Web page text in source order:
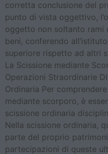
corretta conclusione del
punto di vista oggettivo,
oggetto non soltanto rami
beni, conferendo
superiore rispetto ad altri
La Scissione mediante
Operazioni Straordinarie
Ordinaria Per
mediante scorporo, è
scissione ordinaria
Nella scissione ordinaria,
parte del proprio
partecipazioni di queste